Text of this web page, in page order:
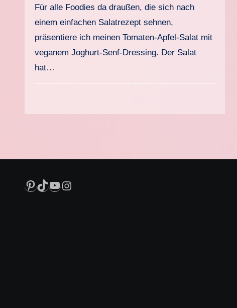
Für alle Foodies da draußen, die sich nach
einem einfachen Salatrezept sehnen,
präsentiere ich meinen Tomaten-Apfel-Salat mit
veganem Joghurt-Senf-Dressing. Der Salat
hat…
Pinterest
TikTok
YouTube
Instagram